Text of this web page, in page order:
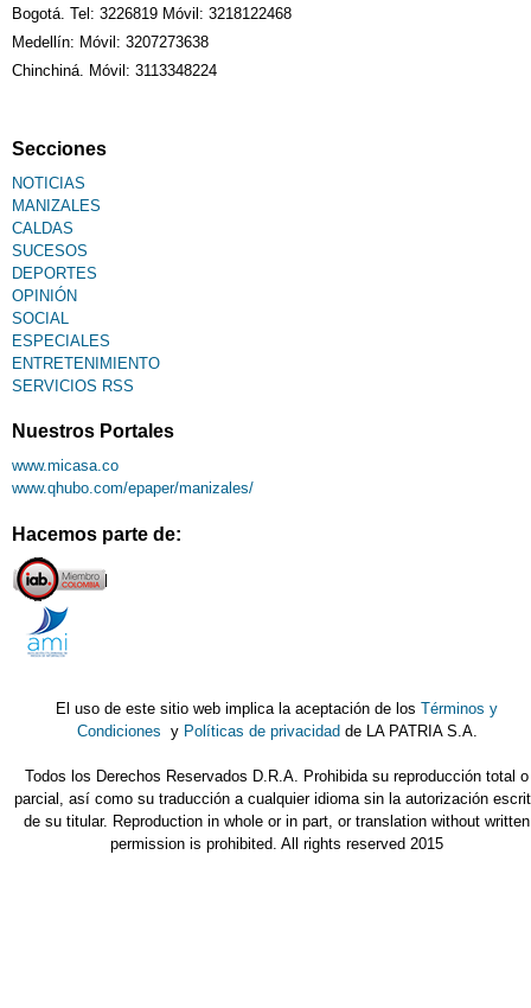
Bogotá. Tel: 3226819 Móvil: 3218122468
Medellín: Móvil: 3207273638
Chinchiná. Móvil: 3113348224
Secciones
NOTICIAS
MANIZALES
CALDAS
SUCESOS
DEPORTES
OPINIÓN
SOCIAL
ESPECIALES
ENTRETENIMIENTO
SERVICIOS RSS
Nuestros Portales
www.micasa.co
www.qhubo.com/epaper/manizales/
Hacemos parte de:
El uso de este sitio web implica la aceptación de losTérminos y
Condiciones y Políticas de privacidad de LA PATRIA S.A.
Todos los Derechos Reservados D.R.A. Prohibida su reproducción total o
parcial, así como su traducción a cualquier idioma sin la autorización
de su titular. Reproduction in whole or in part, or translation without written
permission is prohibited. All rights reserved 2015